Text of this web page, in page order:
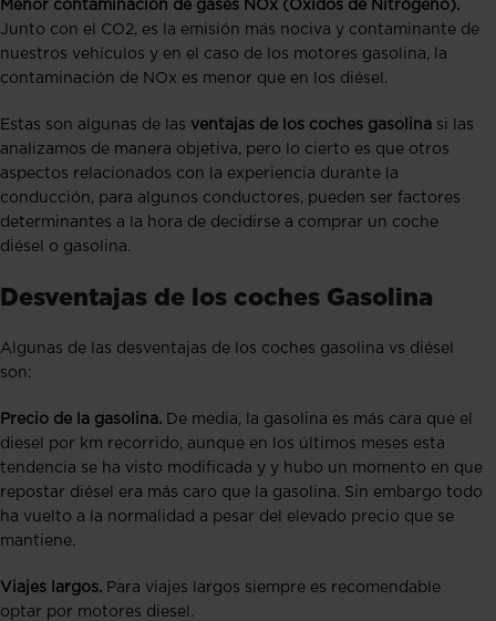
Menor contaminación de gases NOx (Óxidos de Nitrógeno).
Junto con el CO2, es la emisión más nociva y contaminante de
nuestros vehículos y en el caso de los motores gasolina, la
contaminación de NOx es menor que en los diésel.
Estas son algunas de las ventajas de los coches gasolina si las
analizamos de manera objetiva, pero lo cierto es que otros
aspectos relacionados con la experiencia durante la
conducción, para algunos conductores, pueden ser factores
determinantes a la hora de decidirse a comprar un coche
diésel o gasolina.
Desventajas de los coches Gasolina
Algunas de las desventajas de los coches gasolina vs diésel
son:
Precio de la gasolina. De media, la gasolina es más cara que el
diesel por km recorrido, aunque en los últimos meses esta
tendencia se ha visto modificada y y hubo un momento en que
repostar diésel era más caro que la gasolina. Sin embargo todo
ha vuelto a la normalidad a pesar del elevado precio que se
mantiene.
Viajes largos. Para viajes largos siempre es recomendable
optar por motores diesel.